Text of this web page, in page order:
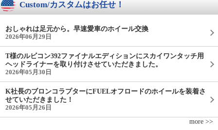
Custom/カスタムはお任せ！
おしゃれは足元から。早速愛車のホイール交換
2026年06月29日
T様のルビコン392ファイナルエディションにスカイワンタッチ用
ヘッドライナーを取り付けさせていただきました。
2026年05月30日
K社長のブロンコラプターにFUELオフロードのホイールを装着さ
せていただきました！
2026年05月26日
more >>